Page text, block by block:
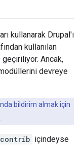
kullanarak Drupal'ı
kullanılan
Ancak,
devreye
bildirim almak için
içindeyse